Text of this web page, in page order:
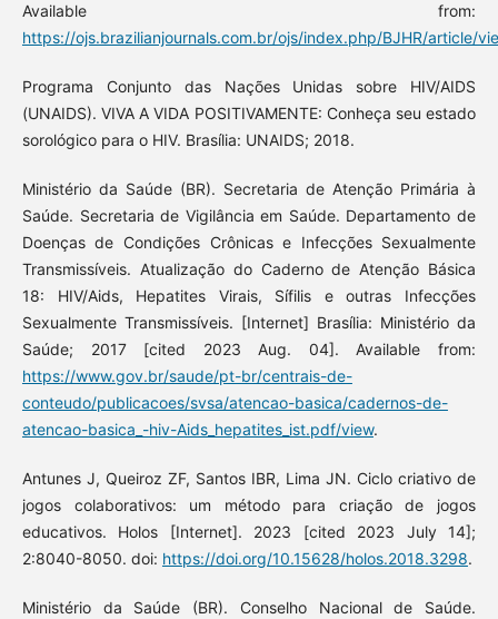
Available from:
https://ojs.brazilianjournals.com.br/ojs/index.php/BJHR/article/
Programa Conjunto das Nações Unidas sobre HIV/AIDS
(UNAIDS). VIVA A VIDA POSITIVAMENTE: Conheça seu estado
sorológico para o HIV. Brasília: UNAIDS; 2018.
Ministério da Saúde (BR). Secretaria de Atenção Primária à
Saúde. Secretaria de Vigilância em Saúde. Departamento de
Doenças de Condições Crônicas e Infecções Sexualmente
Transmissíveis. Atualização do Caderno de Atenção Básica
18: HIV/Aids, Hepatites Virais, Sífilis e outras Infecções
Sexualmente Transmissíveis. [Internet] Brasília: Ministério da
Saúde; 2017 [cited 2023 Aug. 04]. Available from:
https://www.gov.br/saude/pt-br/centrais-de-
conteudo/publicacoes/svsa/atencao-basica/cadernos-de-
atencao-basica_-hiv-Aids_hepatites_ist.pdf/view.
Antunes J, Queiroz ZF, Santos IBR, Lima JN. Ciclo criativo de
jogos colaborativos: um método para criação de jogos
educativos. Holos [Internet]. 2023 [cited 2023 July 14];
2:8040-8050. doi: https://doi.org/10.15628/holos.2018.3298.
Ministério da Saúde (BR). Conselho Nacional de Saúde.